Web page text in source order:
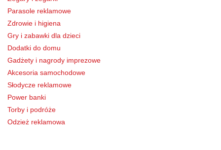
Parasole reklamowe
Zdrowie i higiena
Gry i zabawki dla dzieci
Dodatki do domu
Gadżety i nagrody imprezowe
Akcesoria samochodowe
Słodycze reklamowe
Power banki
Torby i podróże
Odzież reklamowa